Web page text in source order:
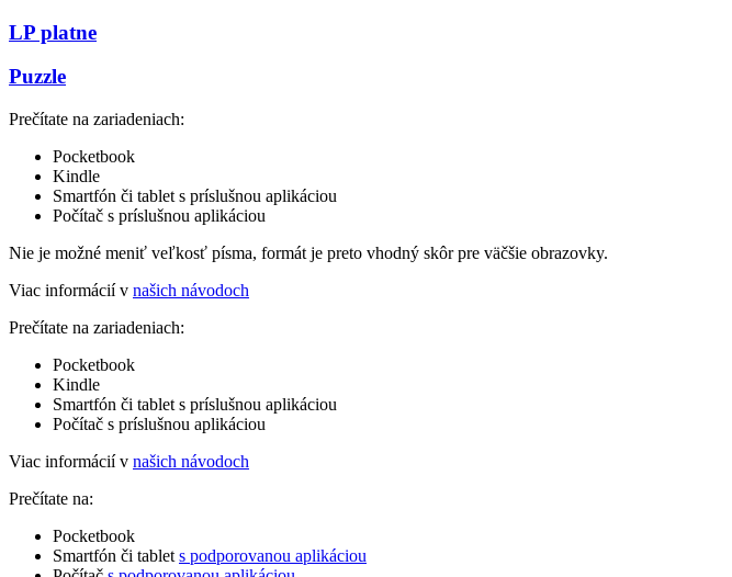
LP platne
Puzzle
Prečítate na zariadeniach:
Pocketbook
Kindle
Smartfón či tablet s príslušnou aplikáciou
Počítač s príslušnou aplikáciou
Nie je možné meniť veľkosť písma, formát je preto vhodný skôr pre väčšie obrazovky.
Viac informácií v našich návodoch
Prečítate na zariadeniach:
Pocketbook
Kindle
Smartfón či tablet s príslušnou aplikáciou
Počítač s príslušnou aplikáciou
Viac informácií v našich návodoch
Prečítate na:
Pocketbook
Smartfón či tablet s podporovanou aplikáciou